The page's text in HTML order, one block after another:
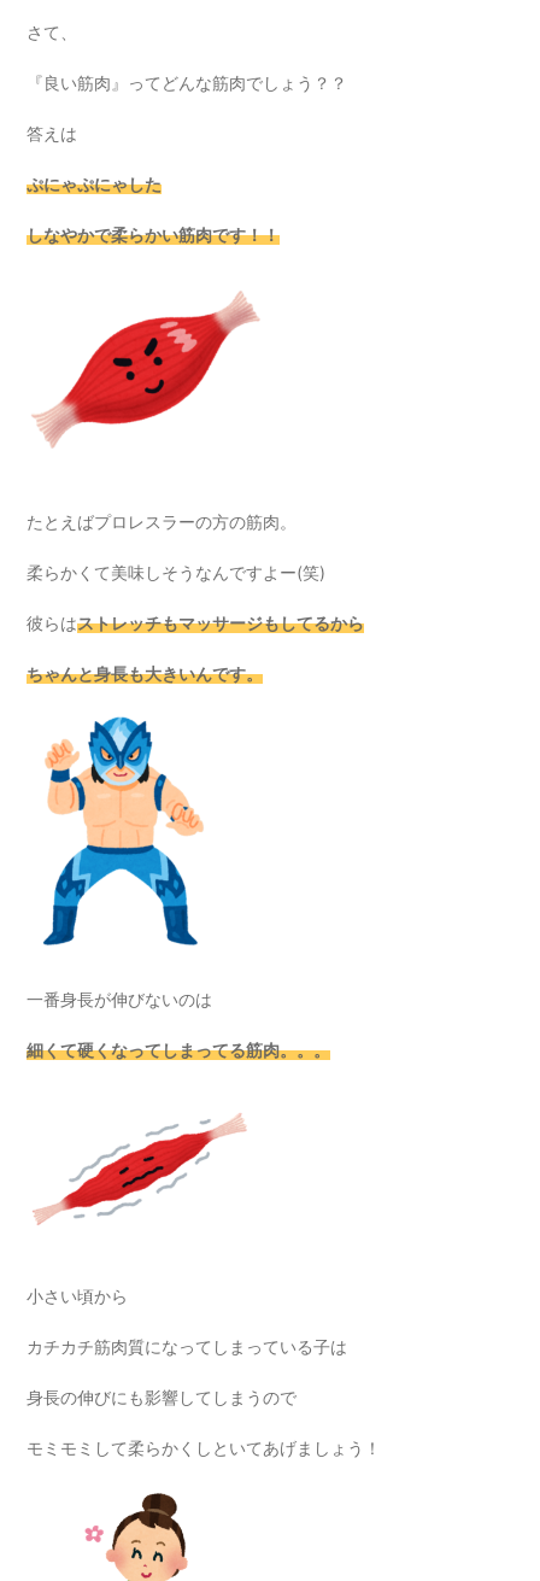
さて、
『良い筋肉』ってどんな筋肉でしょう？？
答えは
ぷにゃぷにゃした
しなやかで柔らかい筋肉です！！
たとえばプロレスラーの方の筋肉。
柔らかくて美味しそうなんですよー(笑)
彼らはストレッチもマッサージもしてるから
ちゃんと身長も大きいんです。
一番身長が伸びないのは
細くて硬くなってしまってる筋肉。。。
小さい頃から
カチカチ筋肉質になってしまっている子は
身長の伸びにも影響してしまうので
モミモミして柔らかくしといてあげましょう！